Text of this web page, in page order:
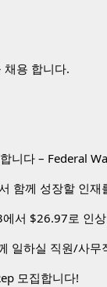
채용 합니다.
함께 성장할 인재
서 $26.97로 인
일하실 직원/사무
모집합니다!